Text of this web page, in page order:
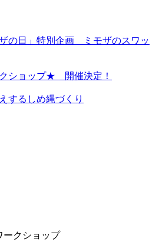
ザの日」特別企画 ミモザのスワッ
ショップ★ 開催決定！
するしめ縄づくり